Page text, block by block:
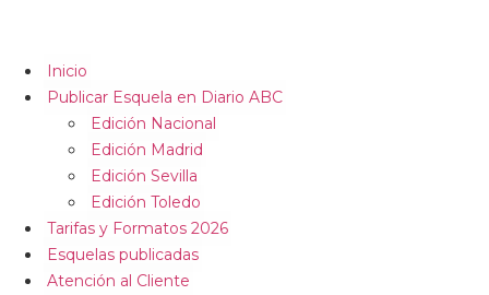
Inicio
Publicar Esquela en Diario ABC
Edición Nacional
Edición Madrid
Edición Sevilla
Edición Toledo
Tarifas y Formatos 2026
Esquelas publicadas
Atención al Cliente